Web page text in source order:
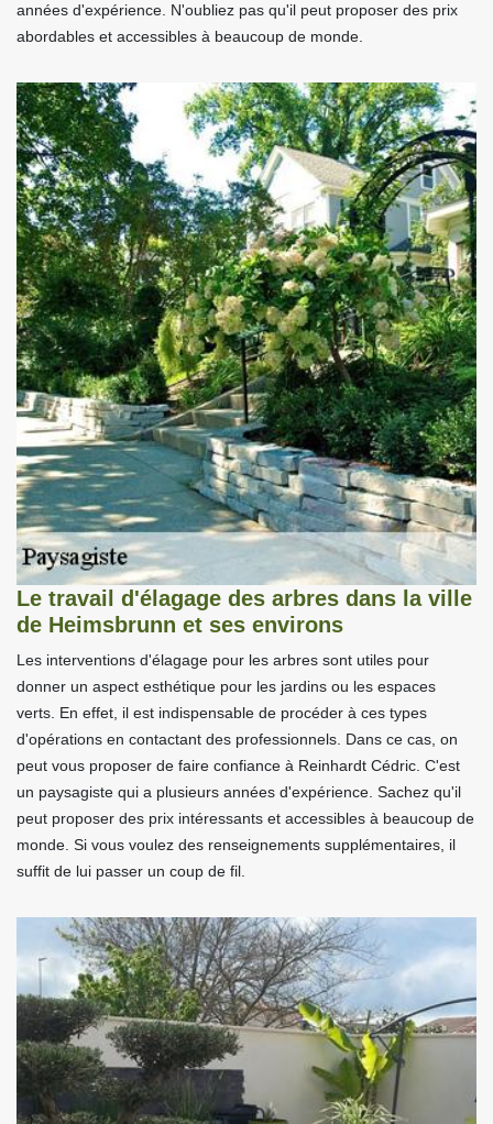
années d'expérience. N'oubliez pas qu'il peut proposer des prix
abordables et accessibles à beaucoup de monde.
Le travail d'élagage des arbres dans la ville
de Heimsbrunn et ses environs
Les interventions d'élagage pour les arbres sont utiles pour
donner un aspect esthétique pour les jardins ou les espaces
verts. En effet, il est indispensable de procéder à ces types
d'opérations en contactant des professionnels. Dans ce cas, on
peut vous proposer de faire confiance à Reinhardt Cédric. C'est
un paysagiste qui a plusieurs années d'expérience. Sachez qu'il
peut proposer des prix intéressants et accessibles à beaucoup de
monde. Si vous voulez des renseignements supplémentaires, il
suffit de lui passer un coup de fil.